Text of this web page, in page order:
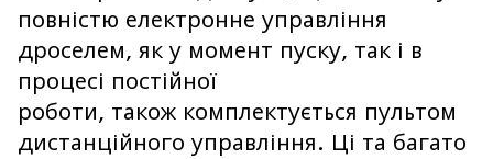
повністю електронне управління
дроселем, як у момент пуску, так і в
процесі постійної
роботи, також комплектується пультом
дистанційного управління. Ці та багато